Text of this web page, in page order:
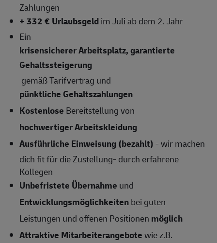
Zahlungen
+ 332 € Urlaubsgeldim Juli ab dem 2. Jahr
Ein
krisensicherer Arbeitsplatz, garantierte
Gehaltssteigerung
gemäß Tarifvertrag und
pünktliche Gehaltszahlungen
Kostenlose Bereitstellung von
hochwertiger Arbeitskleidung
Ausführliche Einweisung (bezahlt)- wir machen
dich fit für die Zustellung- durch erfahrene
Kollegen
Unbefristete Übernahme und
Entwicklungsmöglichkeitenbei guten
Leistungen und offenen Positionen möglich
Attraktive Mitarbeiterangebotewie z.B.